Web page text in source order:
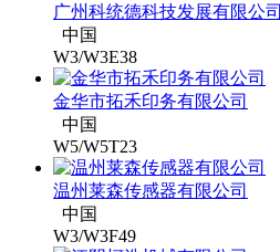
广州科统德科技发展有限公司
中国
W3/W3E38
金华市拓禾印务有限公司
中国
W5/W5T23
温州莱森传感器有限公司
中国
W3/W3F49